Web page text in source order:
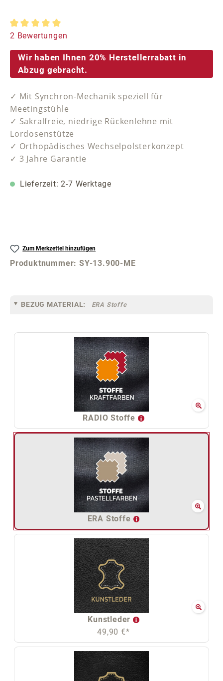
Durchschnittliche Bewertung von 5 von 5 Sternen
2 Bewertungen
Wir haben Ihnen 20% Herstellerrabatt in
Abzug gebracht.
✓ Mit Synchron-Mechanik speziell für
Meetingstühle
✓ Sakralfreie, niedrige Rückenlehne mit
Lordosenstütze
✓ Orthopädisches Wechselpolsterkonzept
✓ 3 Jahre Garantie
Lieferzeit: 2-7 Werktage
Zum Merkzettel hinzufügen
Produktnummer:SY-13.900-ME
BEZUG MATERIAL: ERA Stoffe
RADIO Stoffe
ERA Stoffe
Kunstleder
49,90 €*